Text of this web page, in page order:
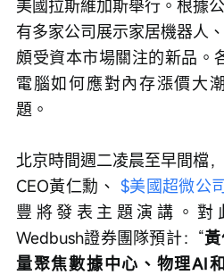
美國拉斯維加斯舉行。根據
有多家公司展示家居機器人
頗受資本市場關注的新品。
電腦如何應對內存漲價大
題。
北京時間週二凌晨至早間檔，
CEO黃仁勳、 $美國超微公
豐將發表主題演講。對
Wedbush證券團隊預計：“
量聚焦數據中心、物理AI